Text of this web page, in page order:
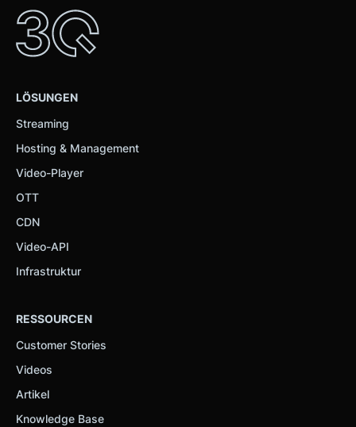
LÖSUNGEN
Streaming
Hosting & Management
Video-Player
OTT
CDN
Video-API
Infrastruktur
RESSOURCEN
Customer Stories
Videos
Artikel
Knowledge Base